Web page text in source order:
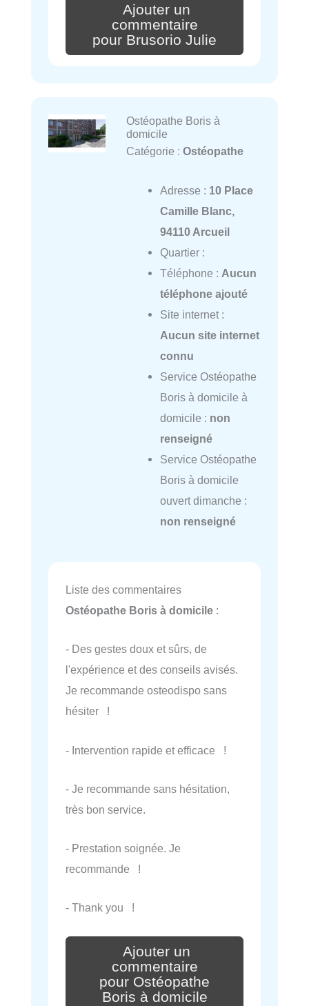
Ajouter un
commentaire
pour Brusorio Julie
Ostéopathe Boris à
domicile
Catégorie : Ostéopathe
Adresse : 10 Place
Camille Blanc,
94110 Arcueil
Quartier :
Téléphone : Aucun
téléphone ajouté
Site internet :
Aucun site internet
connu
Service Ostéopathe
Boris à domicile à
domicile : non
renseigné
Service Ostéopathe
Boris à domicile
ouvert dimanche :
non renseigné
Liste des commentaires
Ostéopathe Boris à domicile :
- Des gestes doux et sûrs, de
l'expérience et des conseils avisés.
Je recommande osteodispo sans
hésiter !
- Intervention rapide et efficace !
- Je recommande sans hésitation,
très bon service.
- Prestation soignée. Je
recommande !
- Thank you !
Ajouter un
commentaire
pour Ostéopathe
Boris à domicile